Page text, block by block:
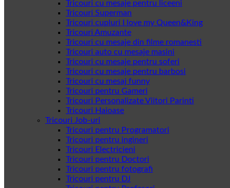
Tricouri cu mesaje pentru liceeni
Tricouri Superman
Tricouri cupluri I love my Queen&King
Tricouri Amuzante
Tricouri cu mesaje din filme romanesti
Tricouri auto cu mesaje masini
Tricouri cu mesaje pentru soferi
Tricouri cu mesaje pentru barbosi
Tricouri cu mesaj funny
Tricouri pentru Gameri
Tricouri Personalizate Viitori Parinti
Tricouri Haioase
Tricouri Job-uri
Tricouri pentru Programatori
Tricouri pentru ingineri
Tricouri Electricieni
Tricouri pentru Doctori
Tricouri pentru fotografi
Tricouri pentru DJ